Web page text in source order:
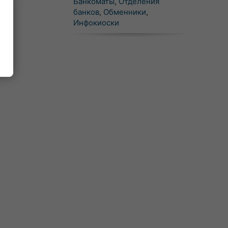
банков, Обменники,
Инфокиоски